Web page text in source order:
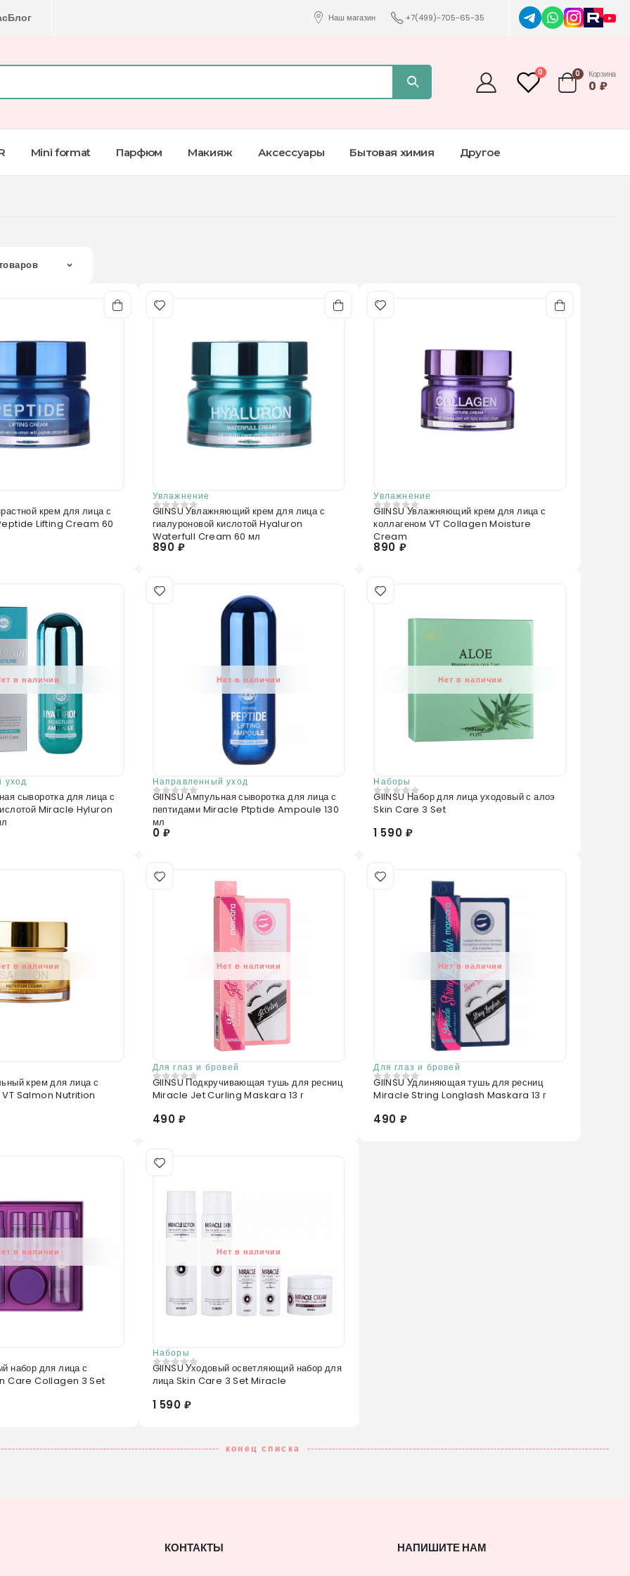
Блог Наш магазин +7(499)-705-65-35
0 0 Корзина
0 ₽
Mini format Парфюм Макияж Аксессуары Бытовая химия Другое
крем для лица с
Lifting Cream 60
Увлажнение
0из 5
GIINSU Увлажняющий крем для лица с
гиалуроновой кислотой Hyaluron
Waterfull Cream 60 мл
890 ₽
Увлажнение
0из 5
GIINSU Увлажняющий крем для лица с
коллагеном VT Collagen Moisture
Cream
890 ₽
в наличии
уход
сыворотка для лица с
Miracle Hyluron
Нет в наличии
Направленный уход
0из 5
GIINSU Ампульная сыворотка для лица с
пептидами Miracle Ptptide Ampoule 130
мл
0 ₽
Нет в наличии
Наборы
0из 5
GIINSU Набор для лица уходовый с алоэ
Skin Care 3 Set
1 590 ₽
в наличии
крем для лица с
VT Salmon Nutrition
Нет в наличии
Для глаз и бровей
0из 5
GIINSU Подкручивающая тушь для ресниц
Miracle Jet Curling Maskara 13 г
490 ₽
Нет в наличии
Для глаз и бровей
0из 5
GIINSU Удлиняющая тушь для ресниц
Miracle String Longlash Maskara 13 г
490 ₽
в наличии
набор для лица с
Care Collagen 3 Set
Нет в наличии
Наборы
0из 5
GIINSU Уходовый осветляющий набор для
лица Skin Care 3 Set Miracle
1 590 ₽
конец списка
КОНТАКТЫ НАПИШИТЕ НАМ